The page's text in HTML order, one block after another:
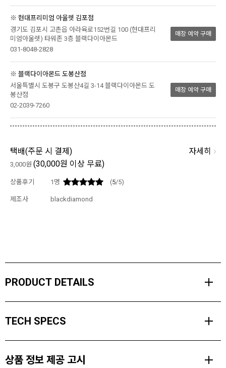
※ 현대프리미엄 아울렛 김포점
경기도 김포시 고촌읍 아라육로152번길 100 (현대프리
미엄아울렛) 타워존 3층 블랙다이아몬드
031-8048-2828
매장 예약 구매
※ 블랙다이아몬드 도봉산점
서울특별시 도봉구 도봉산4길 3-14 블랙다이아몬드 도
봉산점
02-2039-7260
매장 예약 구매
택배(주문 시 결제 ) 자세히
3,000원 (30,000원 이상 무료)
상품후기 1 명 (5/5)
제조사 blackdiamond
PRODUCT DETAILS
위해 설계된 미니와이어 알파인 퀵드로우는 일반 퀵드로우의 성능에
러너의 확장성을 겸비하였습니다.
블랙다이아몬드 라인업 중 가장 가벼우면서 뛰어난 성능을 지닌 미니
TECH SPECS
75 g (2.6 oz)
상품 정보 제공 고시